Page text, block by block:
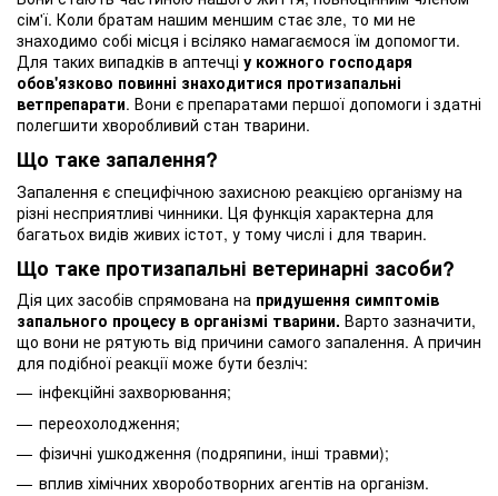
сім'ї. Коли братам нашим меншим стає зле, то ми не
знаходимо собі місця і всіляко намагаємося їм допомогти.
Для таких випадків в аптечці у кожного господаря
обов'язково повинні знаходитися протизапальні
ветпрепарати. Вони є препаратами першої допомоги і здатні
полегшити хворобливий стан тварини.
Що таке запалення?
Запалення є специфічною захисною реакцією організму на
різні несприятливі чинники. Ця функція характерна для
багатьох видів живих істот, у тому числі і для тварин.
Що таке протизапальні ветеринарні засоби?
Дія цих засобів спрямована на придушення симптомів
запального процесу в організмі тварини. Варто зазначити,
що вони не рятують від причини самого запалення. А причин
для подібної реакції може бути безліч:
інфекційні захворювання;
переохолодження;
фізичні ушкодження (подряпини, інші травми);
вплив хімічних хвороботворних агентів на організм.